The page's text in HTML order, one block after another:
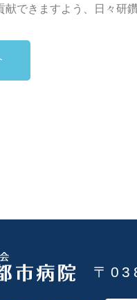
献できますよう、日々研
〒